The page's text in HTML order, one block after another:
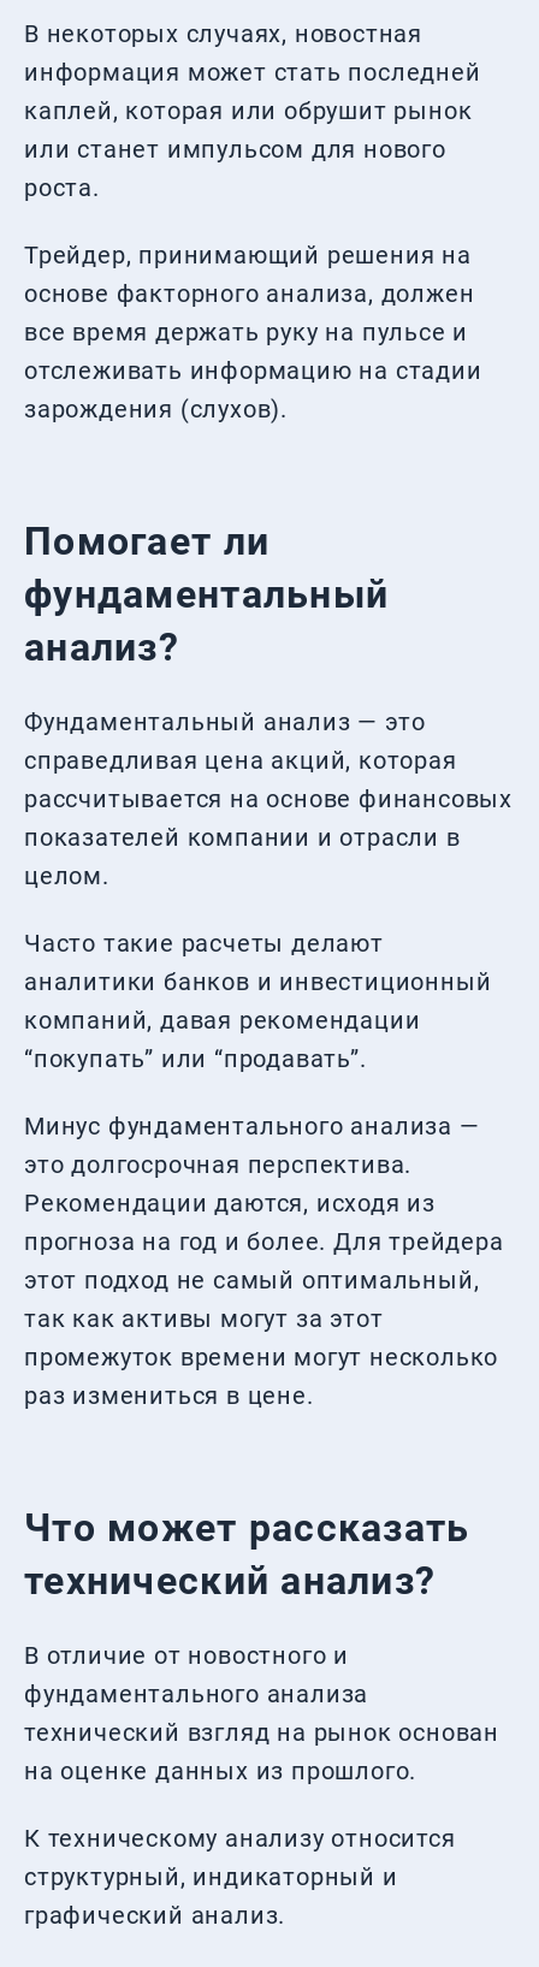
В некоторых случаях, новостная
информация может стать последней
каплей, которая или обрушит рынок
или станет импульсом для нового
роста.
Трейдер, принимающий решения на
основе факторного анализа, должен
все время держать руку на пульсе и
отслеживать информацию на стадии
зарождения (слухов).
Помогает ли
фундаментальный
анализ?
Фундаментальный анализ — это
справедливая цена акций, которая
рассчитывается на основе финансовых
показателей компании и отрасли в
целом.
Часто такие расчеты делают
аналитики банков и инвестиционный
компаний, давая рекомендации
“покупать” или “продавать”.
Минус фундаментального анализа —
это долгосрочная перспектива.
Рекомендации даются, исходя из
прогноза на год и более. Для трейдера
этот подход не самый оптимальный,
так как активы могут за этот
промежуток времени могут несколько
раз измениться в цене.
Что может рассказать
технический анализ?
В отличие от новостного и
фундаментального анализа
технический взгляд на рынок основан
на оценке данных из прошлого.
К техническому анализу относится
структурный, индикаторный и
графический анализ.